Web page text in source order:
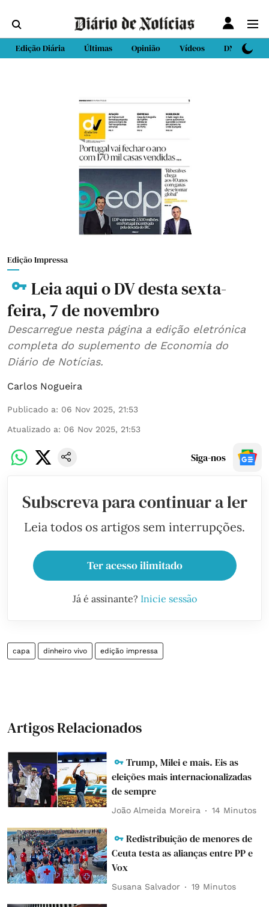
Edição Diária Últimas Opinião Vídeos DN Sport
Edição Impressa
Leia aqui o DV desta sexta-
feira, 7 de novembro
Descarregue nesta página a edição eletrónica
completa do suplemento de Economia do
Diário de Notícias.
Carlos Nogueira
Publicado a: 06 Nov 2025, 21:53
Atualizado a: 06 Nov 2025, 21:53
Siga-nos
Subscreva para continuar a ler
Leia todos os artigos sem interrupções.
Ter acesso ilimitado
Já é assinante? Inicie sessão
capa dinheiro vivo edição impressa
Artigos Relacionados
Trump, Milei e mais. Eis as
eleições mais internacionalizadas
de sempre
João Almeida Moreira 14 Minutos
Redistribuição de menores de
Ceuta testa as alianças entre PP e
Vox
Susana Salvador 19 Minutos